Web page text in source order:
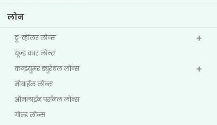
इतर डिस्क्लोजर
लोन
टू-व्हीलर लोन्स
यूज्ड कार लोन्स
कन्झ्युमर ड्युरेबल लोन्स
मोबाईल लोन्स
ऑनलाईन पर्सनल लोन्स
गोल्ड लोन्स